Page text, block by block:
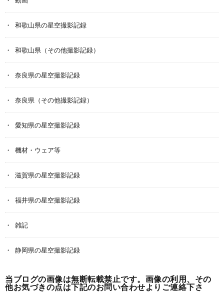
和歌山県の星空撮影記録
和歌山県（その他撮影記録）
奈良県の星空撮影記録
奈良県（その他撮影記録）
愛知県の星空撮影記録
機材・ウェア等
滋賀県の星空撮影記録
福井県の星空撮影記録
雑記
静岡県の星空撮影記録
当ブログの画像は無断転載禁止です。画像の利用、その
他お気づきの点は下記のお問い合わせよりご連絡下さ